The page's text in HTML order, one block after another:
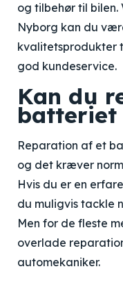
og tilbehør til
Nyborg kan du
kvalitetsprodukter
god kundeservice.
Kan du
batteriet
Reparation af et
og det kræver
Hvis du er en
du muligvis tackle
Men for de fleste
overlade
automekaniker.